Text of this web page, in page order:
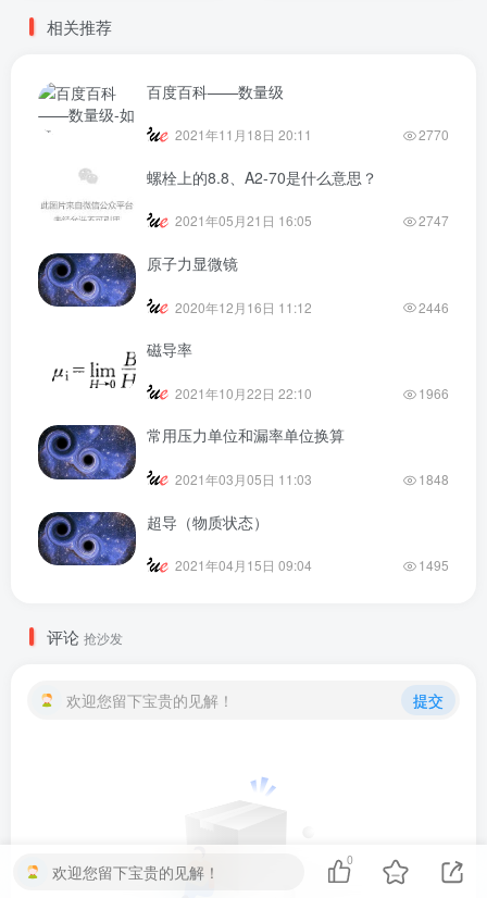
相关推荐
百度百科——数量级
2021年11月18日 20:11 2770
螺栓上的8.8、A2-70是什么意思？
2021年05月21日 16:05 2747
原子力显微镜
2020年12月16日 11:12 2446
磁导率
2021年10月22日 22:10 1966
常用压力单位和漏率单位换算
2021年03月05日 11:03 1848
超导（物质状态）
2021年04月15日 09:04 1495
评论 抢沙发
欢迎您留下宝贵的见解！ 提交
欢迎您留下宝贵的见解！
0